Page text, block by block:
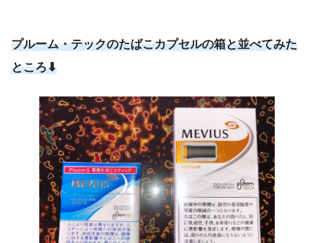
プルーム・テックのたばこカプセルの箱と並べてみた
ところ⬇︎